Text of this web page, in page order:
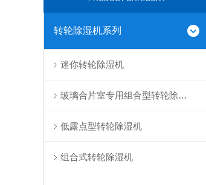
转轮除湿机系列
迷你转轮除湿机
玻璃合片室专用组合型转轮除湿机
低露点型转轮除湿机
组合式转轮除湿机